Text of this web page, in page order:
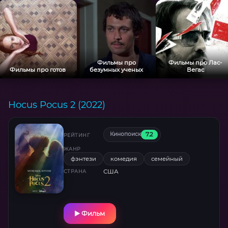
точкой саги.
Фильмы про готов
Фильмы про
безумных ученых
Фильмы про Лас-
Вегас
Hocus Pocus 2 (2022)
РЕЙТИНГ Кинопоиск 7.2
ЖАНР
фэнтези комедия семейный
СТРАНА США
Фильм